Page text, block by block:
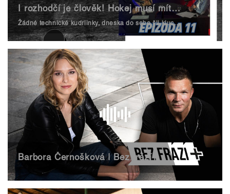
I rozhodčí je člověk! Hokej musí mít kulturu | Bago #11
Žádné technické kudrlinky, dneska do sebe šli kluci v Bagu pěkně zostra. Tady sekera, tamhle rána do žeber. Jenom Terka zůstává nad věcí. Dejte si to!
Barbora Černošková | Bez frází+